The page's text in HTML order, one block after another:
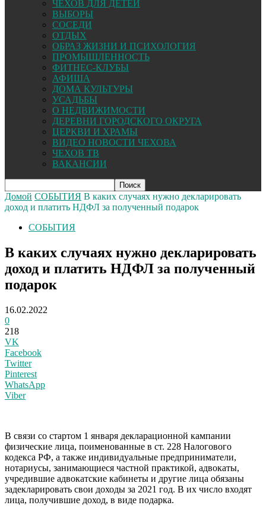
ЧЕХОВ ДЛЯ ДЕТЕЙ
ВЫБОРЫ
СОСЕДИ
ОТДЫХ
ОБРАЗ ЖИЗНИ И ПСИХОЛОГИЯ
ПРОМЫШЛЕННОСТЬ
ФИТНЕС-КЛУБЫ
АФИША
ДОМА КУЛЬТУРЫ
УСАДЬБЫ
О НЕДВИЖИМОСТИ
ДЕРЕВНИ ГОРОДСКОГО ОКРУГА
ЦЕРКВИ И ХРАМЫ
ВИДЕО НОВОСТИ ЧЕХОВА
ЧЕХОВ ТВ
ВАКАНСИИ
Домой СОБЫТИЯ В каких случаях нужно декларировать
доход и платить НДФЛ за полученный подарок
СОБЫТИЯ
В каких случаях нужно декларировать
доход и платить НДФЛ за полученный
подарок
16.02.2022
0
218
VK
Facebook
Twitter
Pinterest
WhatsApp
Viber
В связи со стартом 1 января декларационной кампании
физические лица, поименованные в ст. 228 Налогового
кодекса РФ, а также индивидуальные предприниматели,
нотариусы, занимающиеся частной практикой, адвокаты,
учредившие адвокатские кабинеты и другие лица обязаны
задекларировать свои доходы за 2021 год. В их число входят
лица, получившие доход, в виде подарка.